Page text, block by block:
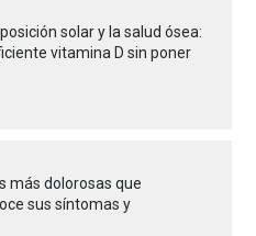
solar y la salud ósea:
vitamina D sin poner
más dolorosas que
sus síntomas y